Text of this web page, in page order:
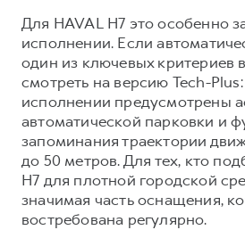
Для HAVAL H7 это особенно
исполнении. Если
один из ключевых критериев
смотреть на версию Tech-
исполнении предусмотрены
автоматической парковки и
запоминания траектории
до 50 метров. Для тех, кто
H7 для плотной городской
значимая часть оснащения,
востребована регулярно.